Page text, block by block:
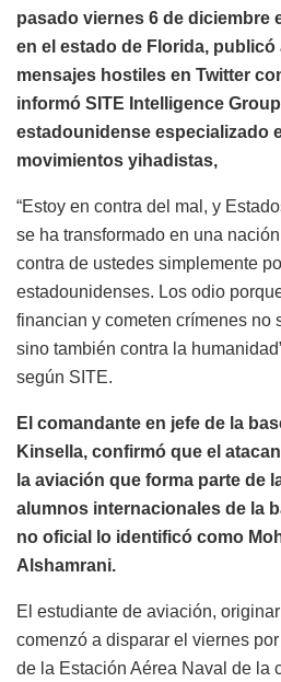
pasado viernes 6 de diciembre
en el estado de Florida,
mensajes hostiles en Twitter
informó SITE Intelligence
estadounidense especializado
movimientos yihadistas,
“Estoy en contra del mal, y
se ha transformado en una
contra de ustedes simplemente
estadounidenses. Los odio
financian y cometen crímenes no
sino también contra la
según SITE.
El comandante en jefe de la
Kinsella, confirmó que el
la aviación que forma parte de
alumnos internacionales de la
no oficial lo identificó como
Alshamrani.
El estudiante de aviación,
comenzó a disparar el viernes
de la Estación Aérea Naval de la